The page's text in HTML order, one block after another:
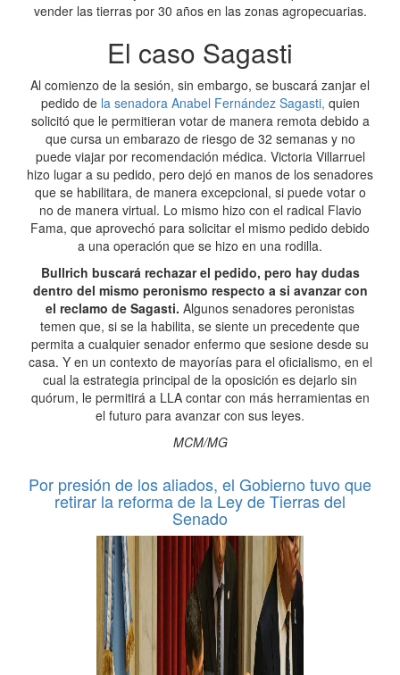
vender las tierras por 30 años en las zonas agropecuarias.
El caso Sagasti
Al comienzo de la sesión, sin embargo, se buscará zanjar el
pedido de la senadora Anabel Fernández Sagasti, quien
solicitó que le permitieran votar de manera remota debido a
que cursa un embarazo de riesgo de 32 semanas y no
puede viajar por recomendación médica. Victoria Villarruel
hizo lugar a su pedido, pero dejó en manos de los senadores
que se habilitara, de manera excepcional, si puede votar o
no de manera virtual. Lo mismo hizo con el radical Flavio
Fama, que aprovechó para solicitar el mismo pedido debido
a una operación que se hizo en una rodilla.
Bullrich buscará rechazar el pedido, pero hay dudas
dentro del mismo peronismo respecto a si avanzar con
el reclamo de Sagasti. Algunos senadores peronistas
temen que, si se la habilita, se siente un precedente que
permita a cualquier senador enfermo que sesione desde su
casa. Y en un contexto de mayorías para el oficialismo, en el
cual la estrategia principal de la oposición es dejarlo sin
quórum, le permitirá a LLA contar con más herramientas en
el futuro para avanzar con sus leyes.
MCM/MG
Por presión de los aliados, el Gobierno tuvo que
retirar la reforma de la Ley de Tierras del
Senado